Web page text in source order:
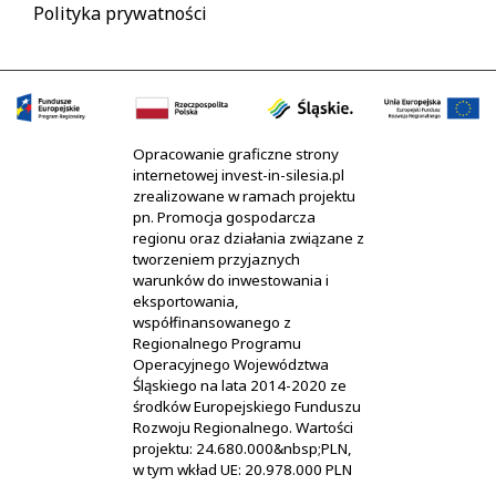
Polityka prywatności
Opracowanie graficzne strony
internetowej invest-in-silesia.pl
zrealizowane w ramach projektu
pn. Promocja gospodarcza
regionu oraz działania związane z
tworzeniem przyjaznych
warunków do inwestowania i
eksportowania,
współfinansowanego z
Regionalnego Programu
Operacyjnego Województwa
Śląskiego na lata 2014-2020 ze
środków Europejskiego Funduszu
Rozwoju Regionalnego. Wartości
projektu: 24.680.000&nbsp;PLN,
w tym wkład UE: 20.978.000 PLN